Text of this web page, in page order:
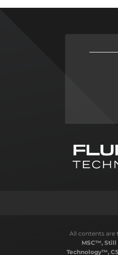
All contents are
MSC™, Still
Technology™,